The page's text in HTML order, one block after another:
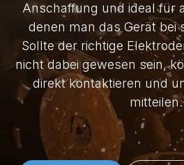
Anschaffung und ideal für
denen man das Gerät bei
Sollte der richtige
nicht dabei gewesen sein,
direkt kontaktieren und
mitteilen.